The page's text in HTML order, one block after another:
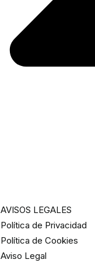
AVISOS LEGALES
Política de Privacidad
Política de Cookies
Aviso Legal